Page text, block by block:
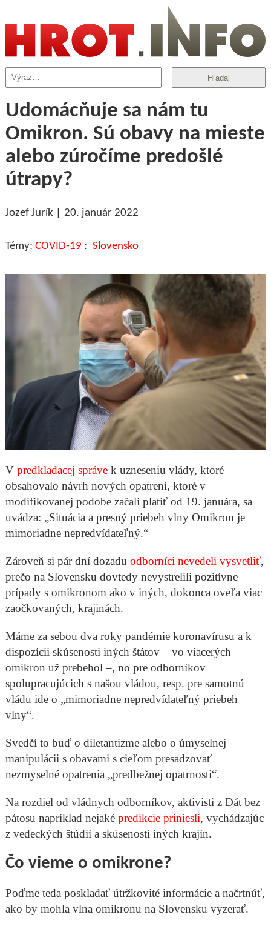
Hľadaj
Udomácňuje sa nám tu
Omikron. Sú obavy na mieste
alebo zúročíme predošlé
útrapy?
Jozef Jurík 20. január 2022
COVID-19 Slovensko
V predkladacej správek uzneseniu vlády, ktoré
obsahovalo návrh nových opatrení, ktoré v
modifikovanej podobe začali platiť od 19. januára, sa
uvádza: „Situácia a presný priebeh vlny Omikron je
mimoriadne nepredvídateľný.“
Zároveň si pár dní dozadu odborníci nevedeli vysvetliť,
prečo na Slovensku dovtedy nevystrelili pozitívne
prípady s omikronom ako v iných, dokonca oveľa viac
zaočkovaných, krajinách.
Máme za sebou dva roky pandémie koronavírusu a k
dispozícii skúsenosti iných štátov – vo viacerých
omikron už prebehol –, no pre odborníkov
spolupracujúcich s našou vládou, resp. pre samotnú
vládu ide o „mimoriadne nepredvídateľný priebeh
vlny“.
Svedčí to buď o diletantizme alebo o úmyselnej
manipulácii s obavami s cieľom presadzovať
nezmyselné opatrenia „predbežnej opatrnosti“.
Na rozdiel od vládnych odborníkov, aktivisti z Dát bez
pátosu napríklad nejaké predikcie priniesli, vychádzajúc
z vedeckých štúdií a skúseností iných krajín.
Čo vieme o omikrone?
Poďme teda poskladať útržkovité informácie a načrtnúť,
ako by mohla vlna omikronu na Slovensku vyzerať.